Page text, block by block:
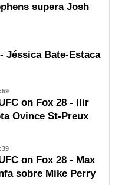
supera Josh
Jéssica Bate-Estaca
on Fox 28 - Ilir
Ovince St-Preux
on Fox 28 - Max
sobre Mike Perry